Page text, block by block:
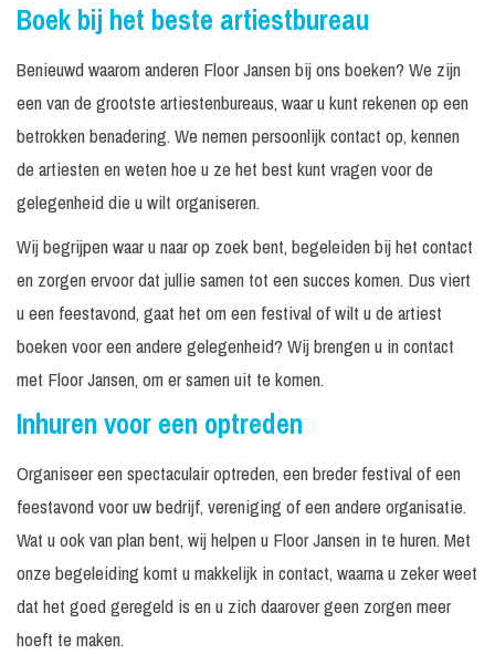
Boek bij het beste artiestbureau
Benieuwd waarom anderen Floor Jansen bij ons boeken? We zijn
een van de grootste artiestenbureaus, waar u kunt rekenen op een
betrokken benadering. We nemen persoonlijk contact op, kennen
de artiesten en weten hoe u ze het best kunt vragen voor de
gelegenheid die u wilt organiseren.
Wij begrijpen waar u naar op zoek bent, begeleiden bij het contact
en zorgen ervoor dat jullie samen tot een succes komen. Dus viert
u een feestavond, gaat het om een festival of wilt u de artiest
boeken voor een andere gelegenheid? Wij brengen u in contact
met Floor Jansen, om er samen uit te komen.
Inhuren voor een optreden
Organiseer een spectaculair optreden, een breder festival of een
feestavond voor uw bedrijf, vereniging of een andere organisatie.
Wat u ook van plan bent, wij helpen u Floor Jansen in te huren. Met
onze begeleiding komt u makkelijk in contact, waarna u zeker weet
dat het goed geregeld is en u zich daarover geen zorgen meer
hoeft te maken.